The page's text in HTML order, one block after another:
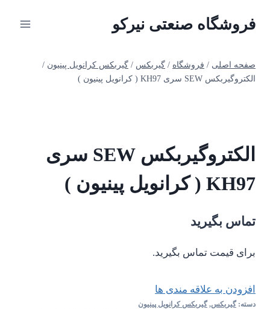
فروشگاه صنعتی نیرکو
صفحه اصلی / فروشگاه / گیربکس / گیربکس کرانویل پینیون /
الکتروگیربکس SEW سری KH97 ( کرانویل پینیون )
الکتروگیربکس SEW سری
KH97 ( کرانویل پینیون )
تماس بگیرید
برای قیمت تماس بگیرید.
افزودن به علاقه مندی ها
دسته:گیربکس,گیربکس کرانویل پینیون